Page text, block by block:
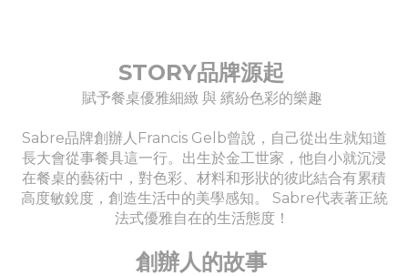
STORY品牌源起
賦予餐桌優雅細緻 與 繽紛色彩的樂趣
Sabre品牌創辦人Francis Gelb曾說，自己從出生就知道
長大會從事餐具這一行。出生於金工世家，他自小就沉浸
在餐桌的藝術中，對色彩、材料和形狀的彼此結合有累積
高度敏銳度，創造生活中的美學感知。 Sabre代表著正統
法式優雅自在的生活態度！
創辦人的故事